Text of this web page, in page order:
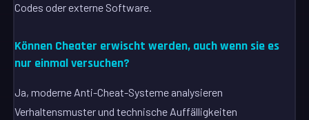
Codes oder externe Software.
Können Cheater erwischt werden, auch wenn sie es
nur einmal versuchen?
Ja, moderne Anti-Cheat-Systeme analysieren
Verhaltensmuster und technische Auffälligkeiten